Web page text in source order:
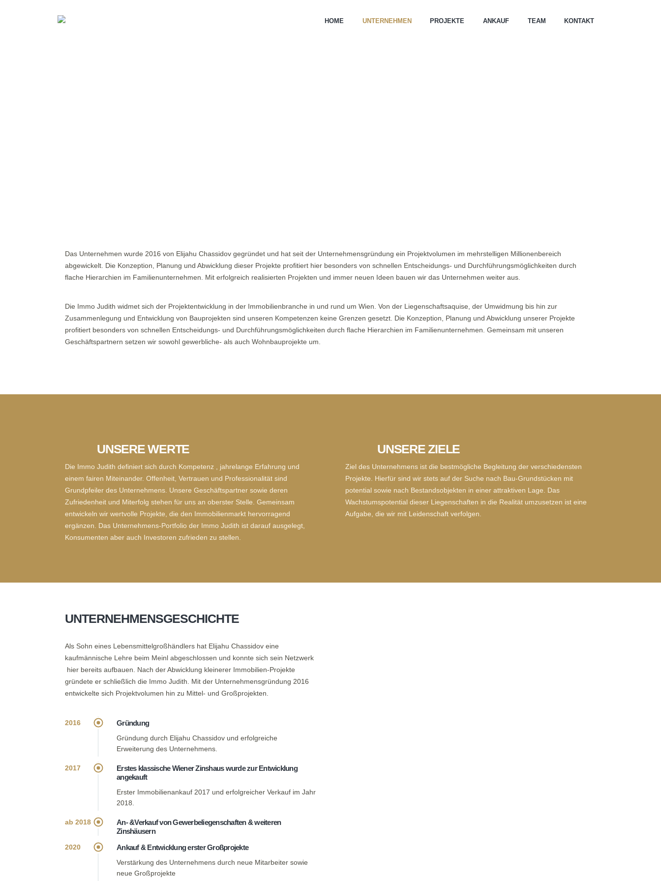
HOME UNTERNEHMEN PROJEKTE ANKAUF TEAM KONTAKT
Das Unternehmen wurde 2016 von Elijahu Chassidov gegründet und hat seit der Unternehmensgründung ein Projektvolumen im mehrstelligen Millionenbereich
abgewickelt. Die Konzeption, Planung und Abwicklung dieser Projekte profitiert hier besonders von schnellen Entscheidungs- und Durchführungsmöglichkeiten durch
flache Hierarchien im Familienunternehmen. Mit erfolgreich realisierten Projekten und immer neuen Ideen bauen wir das Unternehmen weiter aus.
Die Immo Judith widmet sich der Projektentwicklung in der Immobilienbranche in und rund um Wien. Von der Liegenschaftsaquise, der Umwidmung bis hin zur
Zusammenlegung und Entwicklung von Bauprojekten sind unseren Kompetenzen keine Grenzen gesetzt. Die Konzeption, Planung und Abwicklung unserer Projekte
profitiert besonders von schnellen Entscheidungs- und Durchführungsmöglichkeiten durch flache Hierarchien im Familienunternehmen. Gemeinsam mit unseren
Geschäftspartnern setzen wir sowohl gewerbliche- als auch Wohnbauprojekte um.
UNSERE WERTE
Die Immo Judith definiert sich durch Kompetenz , jahrelange Erfahrung und
einem fairen Miteinander. Offenheit, Vertrauen und Professionalität sind
Grundpfeiler des Unternehmens. Unsere Geschäftspartner sowie deren
Zufriedenheit und Miterfolg stehen für uns an oberster Stelle. Gemeinsam
entwickeln wir wertvolle Projekte, die den Immobilienmarkt hervorragend
ergänzen. Das Unternehmens-Portfolio der Immo Judith ist darauf ausgelegt,
Konsumenten aber auch Investoren zufrieden zu stellen.
UNSERE ZIELE
Ziel des Unternehmens ist die bestmögliche Begleitung der verschiedensten
Projekte. Hierfür sind wir stets auf der Suche nach Bau-Grundstücken mit
potential sowie nach Bestandsobjekten in einer attraktiven Lage. Das
Wachstumspotential dieser Liegenschaften in die Realität umzusetzen ist eine
Aufgabe, die wir mit Leidenschaft verfolgen.
UNTERNEHMENSGESCHICHTE
Als Sohn eines Lebensmittelgroßhändlers hat Elijahu Chassidov eine
kaufmännische Lehre beim Meinl abgeschlossen und konnte sich sein Netzwerk
hier bereits aufbauen. Nach der Abwicklung kleinerer Immobilien-Projekte
gründete er schließlich die Immo Judith. Mit der Unternehmensgründung 2016
entwickelte sich Projektvolumen hin zu Mittel- und Großprojekten.
2016 Gründung
Gründung durch Elijahu Chassidov und erfolgreiche
Erweiterung des Unternehmens.
2017
Erstes klassische Wiener Zinshaus wurde zur Entwicklung
angekauft
Erster Immobilienankauf 2017 und erfolgreicher Verkauf im Jahr
2018.
ab 2018
An- &Verkauf von Gewerbeliegenschaften & weiteren
Zinshäusern
2020 Ankauf & Entwicklung erster Großprojekte
Verstärkung des Unternehmens durch neue Mitarbeiter sowie
neue Großprojekte